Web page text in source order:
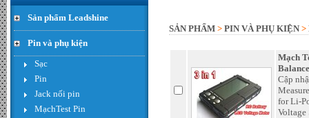
Sản phẩm Leadshine
Pin và phụ kiện
Sạc
Pin
Jack nối pin
MạchTest Pin
SẢN PHẨM > PIN VÀ PHỤ KIỆN >
Mạch
Cập
for Li-
Voltage